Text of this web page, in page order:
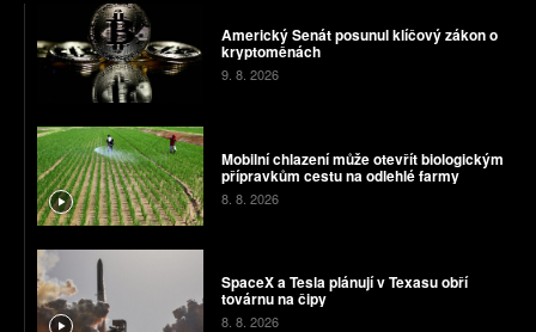
Americký Senát posunul klíčový zákon o
kryptoměnách
9. 8. 2026
Mobilní chlazení může otevřít biologickým
přípravkům cestu na odlehlé farmy
8. 8. 2026
SpaceX a Tesla plánují v Texasu obří
továrnu na čipy
8. 8. 2026